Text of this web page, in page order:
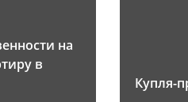
на
в
Купля-